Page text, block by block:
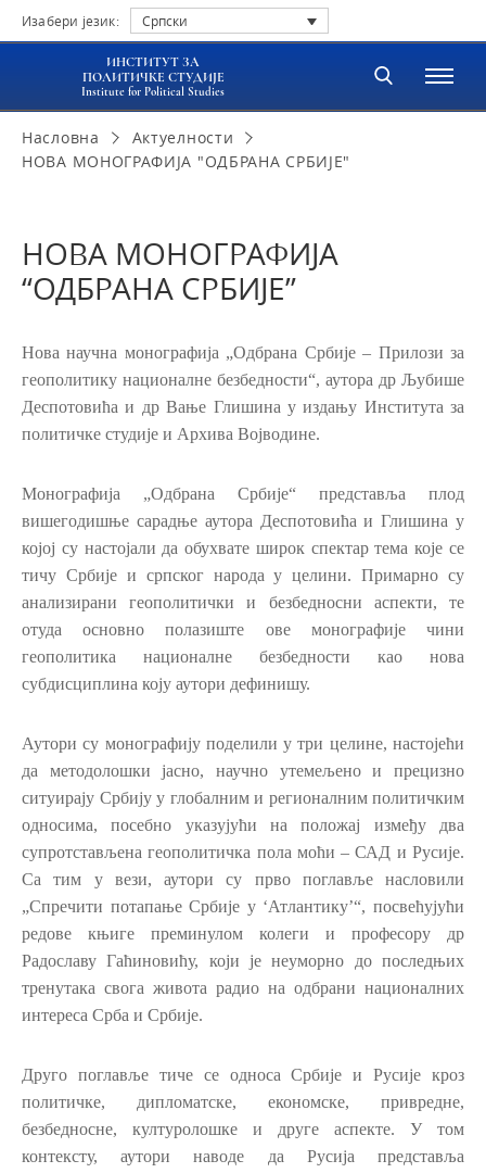
Изабери језик: Српски
ИНСТИТУТ ЗА
ПОЛИТИЧКЕ СТУДИЈЕ
Institute for Political Studies
Насловна
Актуелности
НОВА МОНОГРАФИЈА "ОДБРАНА СРБИЈЕ"
НОВА МОНОГРАФИЈА
“ОДБРАНА СРБИЈЕ”
Нова научна монографија „Одбрана Србије – Прилози за
геополитику националне безбедности“, аутора др Љубише
Деспотовића и др Вање Глишина у издању Института за
политичке студије и Архива Војводине.
Монографија „Одбрана Србије“ представља плод
вишегодишње сарадње аутора Деспотовића и Глишина у
којој су настојали да обухвате широк спектар тема које се
тичу Србије и српског народа у целини. Примарно су
анализирани геополитички и безбедносни аспекти, те
отуда основно полазиште ове монографије чини
геополитика националне безбедности као нова
субдисциплина коју аутори дефинишу.
Аутори су монографију поделили у три целине, настојећи
да методолошки јасно, научно утемељено и прецизно
ситуирају Србију у глобалним и регионалним политичким
односима, посебно указујући на положај између два
супротстављена геополитичка пола моћи – САД и Русије.
Са тим у вези, аутори су прво поглавље насловили
„Спречити потапање Србије у ‘Атлантику’“, посвећујући
редове књиге преминулом колеги и професору др
Радославу Гаћиновићу, који је неуморно до последњих
тренутака свога живота радио на одбрани националних
интереса Срба и Србије.
Друго поглавље тиче се односа Србије и Русије кроз
политичке, дипломатске, економске, привредне,
безбедносне, културолошке и друге аспекте. У том
контексту, аутори наводе да Русија представља